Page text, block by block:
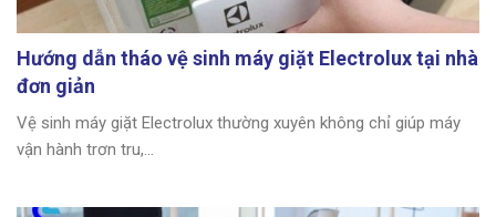
Hướng dẫn tháo vệ sinh máy giặt Electrolux tại nhà
đơn giản
Vệ sinh máy giặt Electrolux thường xuyên không chỉ giúp máy
vận hành trơn tru,...